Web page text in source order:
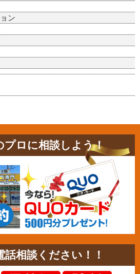
ン
プロに相談しよう！
話相談ください！！